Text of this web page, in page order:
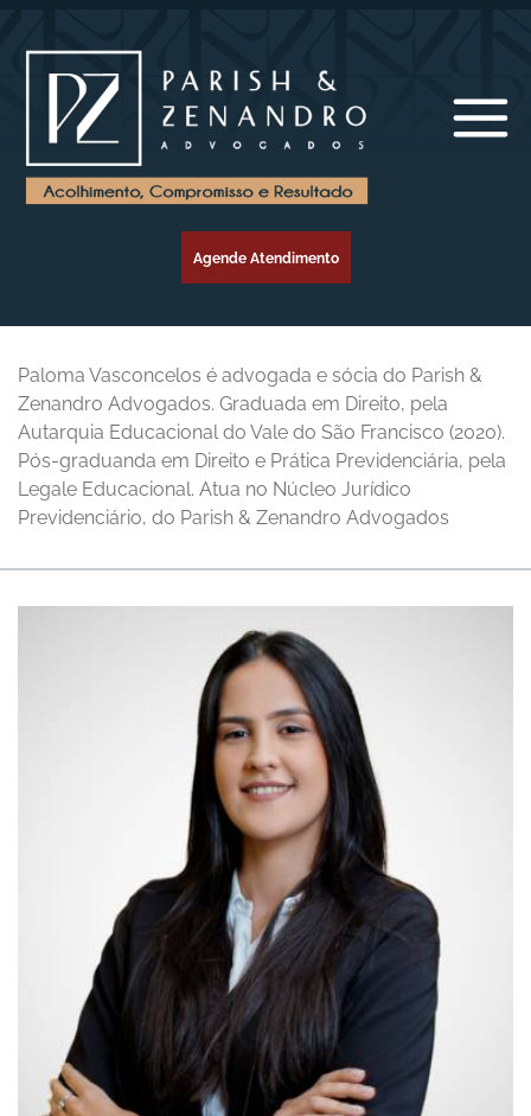
Agende Atendimento
Paloma Vasconcelos é advogada e sócia do Parish &
Zenandro Advogados. Graduada em Direito, pela
Autarquia Educacional do Vale do São Francisco (2020).
Pós-graduanda em Direito e Prática Previdenciária, pela
Legale Educacional. Atua no Núcleo Jurídico
Previdenciário, do Parish & Zenandro Advogados